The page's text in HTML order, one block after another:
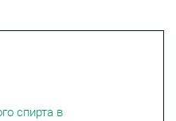
спирта в